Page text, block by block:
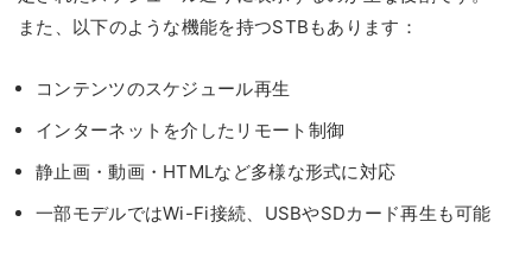
また、以下のような機能を持つSTBもあります：
コンテンツのスケジュール再生
インターネットを介したリモート制御
静止画・動画・HTMLなど多様な形式に対応
一部モデルではWi-Fi接続、USBやSDカード再生も可能